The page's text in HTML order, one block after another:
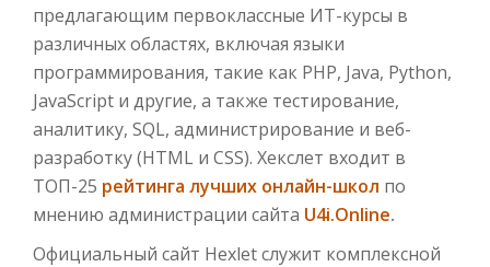
предлагающим первоклассные ИТ-курсы в
различных областях, включая языки
программирования, такие как PHP, Java, Python,
JavaScript и другие, а также тестирование,
аналитику, SQL, администрирование и веб-
разработку (HTML и CSS). Хекслет входит в
ТОП-25 рейтинга лучших онлайн-школ по
мнению администрации сайта U4i.Online.
Официальный сайт Hexlet служит комплексной